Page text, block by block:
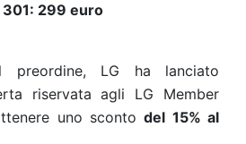
299 euro
preordine, LG ha lanciato
riservata agli LG Member
uno scontodel 15% al